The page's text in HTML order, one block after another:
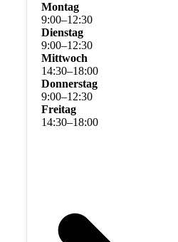
Montag
9:00–12:30
Dienstag
9:00–12:30
Mittwoch
14:30–18:00
Donnerstag
9:00–12:30
Freitag
14:30–18:00